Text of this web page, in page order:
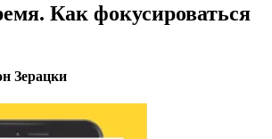
Как фокусироваться
Зерацки